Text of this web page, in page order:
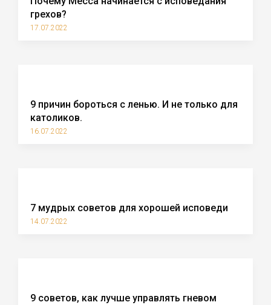
грехов?
17.07.2022
9 причин бороться с ленью. И не только для
католиков.
16.07.2022
7 мудрых советов для хорошей исповеди
14.07.2022
9 советов, как лучше управлять гневом